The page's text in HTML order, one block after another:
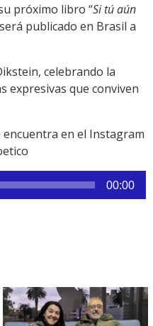
próximo libro “Si tú aún
será publicado en Brasil a
celebrando la
expresivas que conviven
en el Instagram
00:00